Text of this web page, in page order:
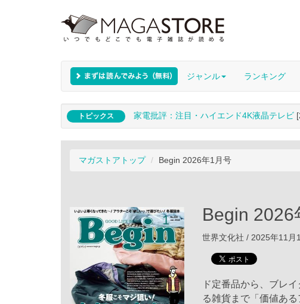
ジャンル ランキング
トピックス 家電批評：注目・ハイエンド4K液晶テレビ
マガストアトップ Begin 2026年1月号
Begin 2026
世界文化社 / 2025年11月
ド定番品から、ブレ
る雑貨まで「価値あ